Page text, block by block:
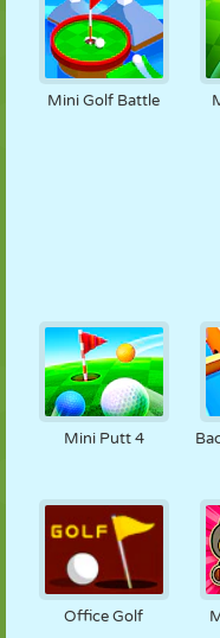
Mini Golf Battle
Mini Putt 4
Office Golf